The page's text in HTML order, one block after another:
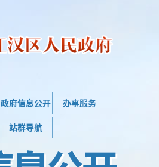
政府信息公开 办事服务
站群导航